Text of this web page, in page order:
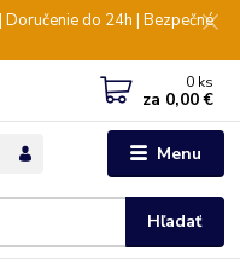
do 24h | Bezpečné
Menu
Hľadať
0 ks
za 0,00 €